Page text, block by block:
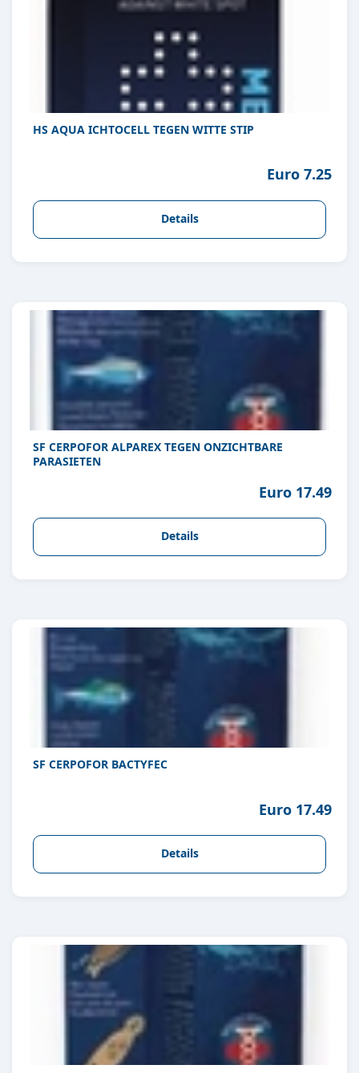
HS AQUA ICHTOCELL TEGEN WITTE STIP
Euro 7.25
Details
SF CERPOFOR ALPAREX TEGEN ONZICHTBARE
PARASIETEN
Euro 17.49
Details
SF CERPOFOR BACTYFEC
Euro 17.49
Details